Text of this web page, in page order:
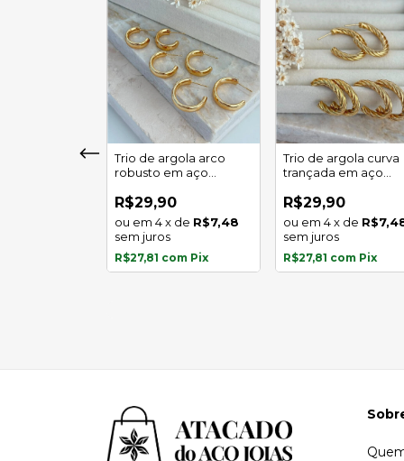
Trio de argola arco
robusto em aço
R$29,90
4x de R$7,48
sem juros
R$27,81 com Pix
Trio de argola curva
trançada em aço
R$29,90
4 x de
sem juros
R$27,81 com Pix